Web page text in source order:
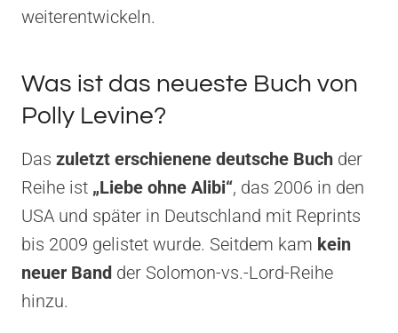
weiterentwickeln.
Was ist das neueste Buch von
Polly Levine?
Das zuletzt erschienene deutsche Buch der
Reihe ist „Liebe ohne Alibi“, das 2006 in den
USA und später in Deutschland mit Reprints
bis 2009 gelistet wurde. Seitdem kam kein
neuer Band der Solomon-vs.-Lord-Reihe
hinzu.